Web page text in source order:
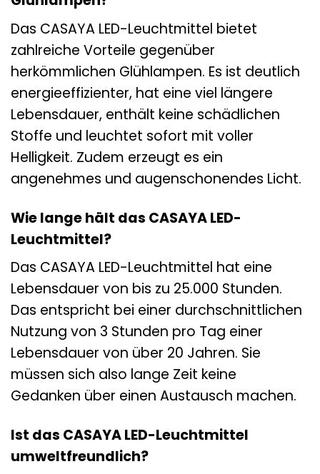
Das CASAYA LED-Leuchtmittel bietet
zahlreiche Vorteile gegenüber
herkömmlichen Glühlampen. Es ist deutlich
energieeffizienter, hat eine viel längere
Lebensdauer, enthält keine schädlichen
Stoffe und leuchtet sofort mit voller
Helligkeit. Zudem erzeugt es ein
angenehmes und augenschonendes Licht.
Wie lange hält das CASAYA LED-
Leuchtmittel?
Das CASAYA LED-Leuchtmittel hat eine
Lebensdauer von bis zu 25.000 Stunden.
Das entspricht bei einer durchschnittlichen
Nutzung von 3 Stunden pro Tag einer
Lebensdauer von über 20 Jahren. Sie
müssen sich also lange Zeit keine
Gedanken über einen Austausch machen.
Ist das CASAYA LED-Leuchtmittel
umweltfreundlich?